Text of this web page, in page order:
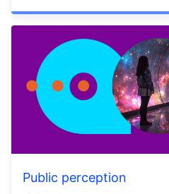
Public perception